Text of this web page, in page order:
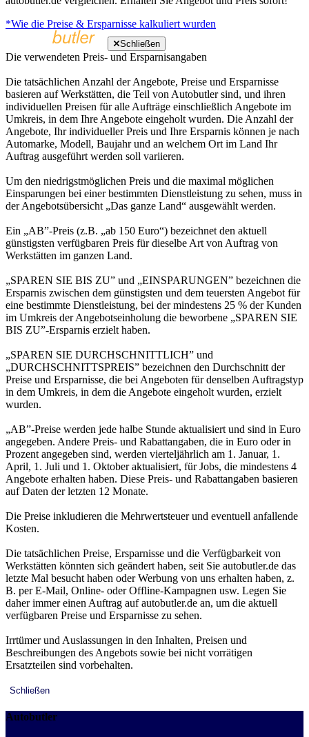
*Wie die Preise & Ersparnisse kalkuliert wurden
Schließen
Die verwendeten Preis- und Ersparnisangaben
Die tatsächlichen Anzahl der Angebote, Preise und Ersparnisse
basieren auf Werkstätten, die Teil von Autobutler sind, und ihren
individuellen Preisen für alle Aufträge einschließlich Angebote im
Umkreis, in dem Ihre Angebote eingeholt wurden. Die Anzahl der
Angebote, Ihr individueller Preis und Ihre Ersparnis können je nach
Automarke, Modell, Baujahr und an welchem Ort im Land Ihr
Auftrag ausgeführt werden soll variieren.
Um den niedrigstmöglichen Preis und die maximal möglichen
Einsparungen bei einer bestimmten Dienstleistung zu sehen, muss in
der Angebotsübersicht „Das ganze Land“ ausgewählt werden.
Ein „AB”-Preis (z.B. „ab 150 Euro“) bezeichnet den aktuell
günstigsten verfügbaren Preis für dieselbe Art von Auftrag von
Werkstätten im ganzen Land.
„SPAREN SIE BIS ZU” und „EINSPARUNGEN” bezeichnen die
Ersparnis zwischen dem günstigsten und dem teuersten Angebot für
eine bestimmte Dienstleistung, bei der mindestens 25 % der Kunden
im Umkreis der Angebotseinholung die beworbene „SPAREN SIE
BIS ZU”-Ersparnis erzielt haben.
„SPAREN SIE DURCHSCHNITTLICH” und
„DURCHSCHNITTSPREIS” bezeichnen den Durchschnitt der
Preise und Ersparnisse, die bei Angeboten für denselben Auftragstyp
in dem Umkreis, in dem die Angebote eingeholt wurden, erzielt
wurden.
„AB”-Preise werden jede halbe Stunde aktualisiert und sind in Euro
angegeben. Andere Preis- und Rabattangaben, die in Euro oder in
Prozent angegeben sind, werden vierteljährlich am 1. Januar, 1.
April, 1. Juli und 1. Oktober aktualisiert, für Jobs, die mindestens 4
Angebote erhalten haben. Diese Preis- und Rabattangaben basieren
auf Daten der letzten 12 Monate.
Die Preise inkludieren die Mehrwertsteuer und eventuell anfallende
Kosten.
Die tatsächlichen Preise, Ersparnisse und die Verfügbarkeit von
Werkstätten könnten sich geändert haben, seit Sie autobutler.de das
letzte Mal besucht haben oder Werbung von uns erhalten haben, z.
B. per E-Mail, Online- oder Offline-Kampagnen usw. Legen Sie
daher immer einen Auftrag auf autobutler.de an, um die aktuell
verfügbaren Preise und Ersparnisse zu sehen.
Irrtümer und Auslassungen in den Inhalten, Preisen und
Beschreibungen des Angebots sowie bei nicht vorrätigen
Ersatzteilen sind vorbehalten.
Schließen
Autobutler